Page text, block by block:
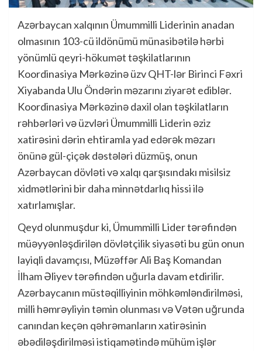
Azərbaycan xalqının Ümummilli Liderinin anadan
olmasının 103-cü ildönümü münasibətilə hərbi
yönümlü qeyri-hökumət təşkilatlarının
Koordinasiya Mərkəzinə üzv QHT-lər Birinci Fəxri
Xiyabanda Ulu Öndərin məzarını ziyarət ediblər.
Koordinasiya Mərkəzinə daxil olan təşkilatların
rəhbərləri və üzvləri Ümummilli Liderin əziz
xatirəsini dərin ehtiramla yad edərək məzarı
önünə gül-çiçək dəstələri düzmüş, onun
Azərbaycan dövləti və xalqı qarşısındakı misilsiz
xidmətlərini bir daha minnətdarlıq hissi ilə
xatırlamışlar.
Qeyd olunmuşdur ki, Ümummilli Lider tərəfindən
müəyyənləşdirilən dövlətçilik siyasəti bu gün onun
layiqli davamçısı, Müzəffər Ali Baş Komandan
İlham Əliyev tərəfindən uğurla davam etdirilir.
Azərbaycanın müstəqilliyinin möhkəmləndirilməsi,
milli həmrəyliyin təmin olunması və Vətən uğrunda
canından keçən qəhrəmanların xatirəsinin
əbədiləşdirilməsi istiqamətində mühüm işlər